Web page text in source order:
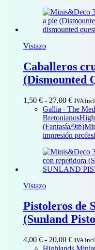
40,00 €
Vistazo
Caballeros
(Dismounted
1,50 € - 27,00 €Rango
de
precios:
desde
1,50 €
27,00 €
IVA incl.
Gallia - The
Bretonianos
(Fantasía/9th)
impresión
Vistazo
Pistoleros de
(Sunland
4,00 € - 20,00 €Rango
de
IVA